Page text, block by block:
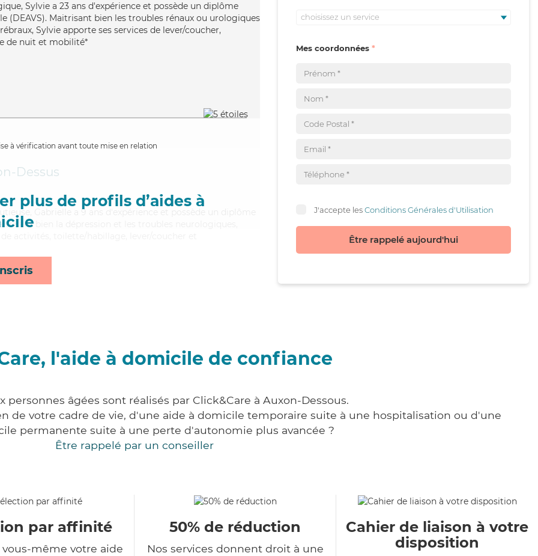
Sylvie a 23 ans d'expérience et possède un diplôme
(DEAVS). Maitrisant bien les troubles rénaux ou urologiques
Sylvie apporte ses services de lever/coucher,
de nuit et mobilité*
à vérification avant toute mise en relation
plus de profils d’aides à
Dessus
Gabrielle a 9 ans d'expérience et possède un diplôme
bien la dépression et les troubles neurologiques,
choisissez un service
Mes coordonnées
J'accepte lesConditions Générales d'Utilisation
Être rappelé aujourd'hui
l'aide à domicile de confiance
personnes âgées sont réalisés par Click&Care à Auxon-Dessous.
de votre cadre de vie, d'une aide à domicile temporaire suite à une hospitalisation ou d'une
permanente suite à une perte d'autonomie plus avancée ?
Être rappelé par un conseiller
par affinité
vous-même votre aide
50% de réduction
Nos services donnent droit à une
Cahier de liaison à votre
disposition